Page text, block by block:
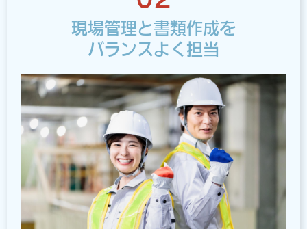
現場管理と書類作成を
バランスよく担当